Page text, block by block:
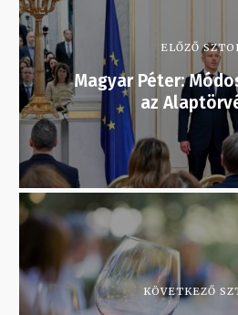
ELŐZŐ
Magyar Péter:
az
KÖVETKEZŐ